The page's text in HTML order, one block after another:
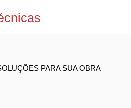
PARA SUA OBRA